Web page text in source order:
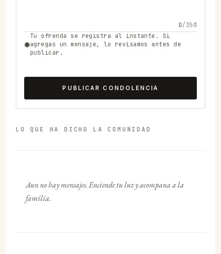
0/350
Tu ofrenda se registra al instante. Si
agregas un mensaje, lo revisamos antes de
publicar.
PUBLICAR CONDOLENCIA
LO QUE HA DICHO LA COMUNIDAD
Aun no hay mensajes. Enciende tu luz y acompana a la
familia.